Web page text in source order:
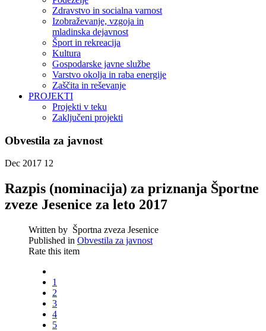
Zdravstvo in socialna varnost
Izobraževanje, vzgoja in
mladinska dejavnost
Šport in rekreacija
Kultura
Gospodarske javne službe
Varstvo okolja in raba energije
Zaščita in reševanje
PROJEKTI
Projekti v teku
Zaključeni projekti
Obvestila za javnost
Dec 2017 12
Razpis (nominacija) za priznanja Športne
zveze Jesenice za leto 2017
Written by Športna zveza Jesenice
Published in Obvestila za javnost
Rate this item
1
2
3
4
5